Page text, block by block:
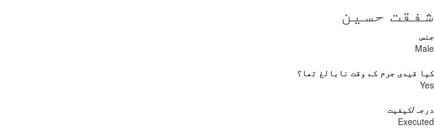
شفقت حسین
جنس
Male
کیا قیدی جرم کے وقت نابالغ تھا؟
Yes
درجہ/کیفیت
Executed